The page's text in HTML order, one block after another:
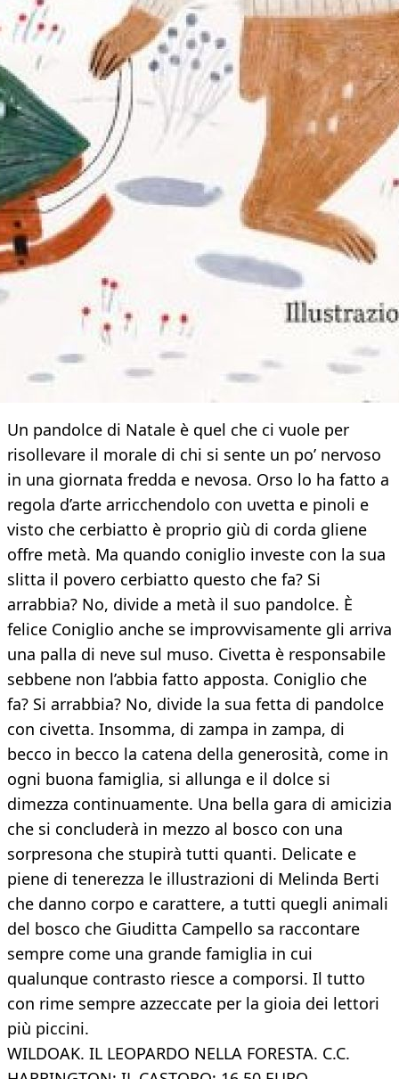
Un pandolce di Natale è quel che ci vuole per
risollevare il morale di chi si sente un po’ nervoso
in una giornata fredda e nevosa. Orso lo ha fatto a
regola d’arte arricchendolo con uvetta e pinoli e
visto che cerbiatto è proprio giù di corda gliene
offre metà. Ma quando coniglio investe con la sua
slitta il povero cerbiatto questo che fa? Si
arrabbia? No, divide a metà il suo pandolce. È
felice Coniglio anche se improvvisamente gli arriva
una palla di neve sul muso. Civetta è responsabile
sebbene non l’abbia fatto apposta. Coniglio che
fa? Si arrabbia? No, divide la sua fetta di pandolce
con civetta. Insomma, di zampa in zampa, di
becco in becco la catena della generosità, come in
ogni buona famiglia, si allunga e il dolce si
dimezza continuamente. Una bella gara di amicizia
che si concluderà in mezzo al bosco con una
sorpresona che stupirà tutti quanti. Delicate e
piene di tenerezza le illustrazioni di Melinda Berti
che danno corpo e carattere, a tutti quegli animali
del bosco che Giuditta Campello sa raccontare
sempre come una grande famiglia in cui
qualunque contrasto riesce a comporsi. Il tutto
con rime sempre azzeccate per la gioia dei lettori
più piccini.
WILDOAK. IL LEOPARDO NELLA FORESTA. C.C.